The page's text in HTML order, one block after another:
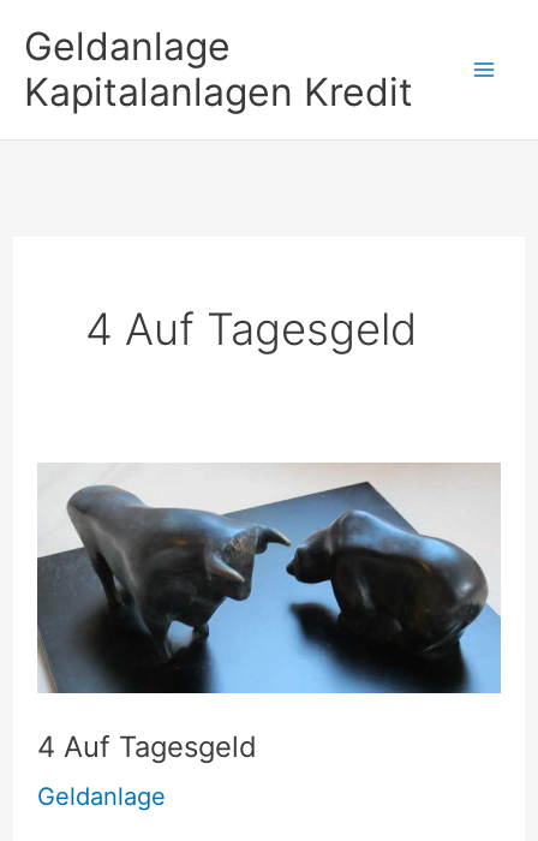
Inhalt
springen
Geldanlage
Kapitalanlagen Kredit
4 Auf Tagesgeld
4 Auf Tagesgeld
Geldanlage